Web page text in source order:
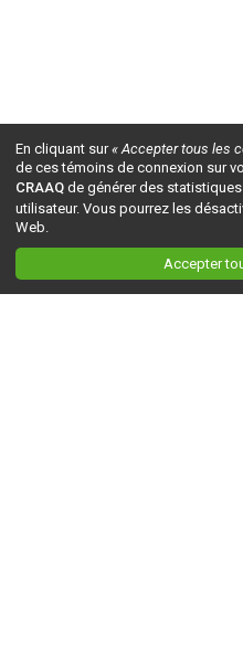
En cliquant sur« Accepter tous les
de ces témoins de connexion sur
CRAAQ de générer des
utilisateur. Vous pourrez les
Web.
Accepter